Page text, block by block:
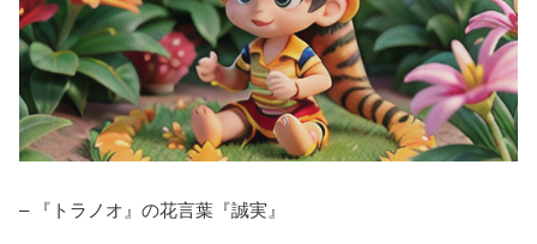
– 『トラノオ』の花言葉『誠実』